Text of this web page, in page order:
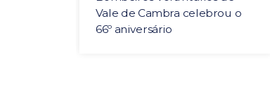
Vale de Cambra celebrou o
66º aniversário